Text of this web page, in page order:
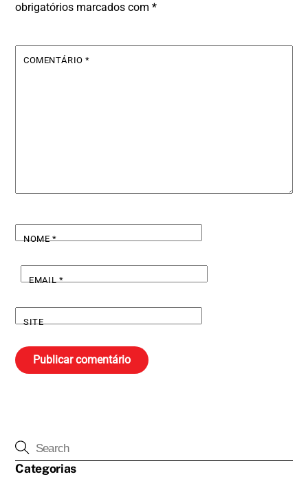
obrigatórios marcados com*
COMENTÁRIO*
NOME*
EMAIL*
SITE
Categorias